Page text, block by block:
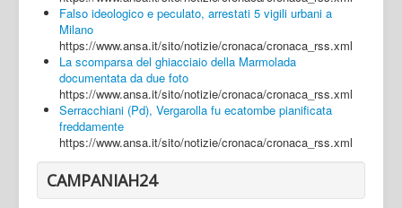
Falso ideologico e peculato, arrestati 5 vigili urbani a
Milano
https://www.ansa.it/sito/notizie/cronaca/cronaca_rss.xml
La scomparsa del ghiacciaio della Marmolada
documentata da due foto
https://www.ansa.it/sito/notizie/cronaca/cronaca_rss.xml
Serracchiani (Pd), Vergarolla fu ecatombe pianificata
freddamente
https://www.ansa.it/sito/notizie/cronaca/cronaca_rss.xml
CAMPANIAH24